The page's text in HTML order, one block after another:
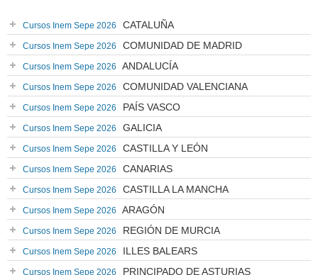
Cursos Inem Sepe 2026 CATALUÑA
Cursos Inem Sepe 2026 COMUNIDAD DE MADRID
Cursos Inem Sepe 2026 ANDALUCÍA
Cursos Inem Sepe 2026 COMUNIDAD VALENCIANA
Cursos Inem Sepe 2026 PAÍS VASCO
Cursos Inem Sepe 2026 GALICIA
Cursos Inem Sepe 2026 CASTILLA Y LEÓN
Cursos Inem Sepe 2026 CANARIAS
Cursos Inem Sepe 2026 CASTILLA LA MANCHA
Cursos Inem Sepe 2026 ARAGÓN
Cursos Inem Sepe 2026 REGIÓN DE MURCIA
Cursos Inem Sepe 2026 ILLES BALEARS
Cursos Inem Sepe 2026 PRINCIPADO DE ASTURIAS